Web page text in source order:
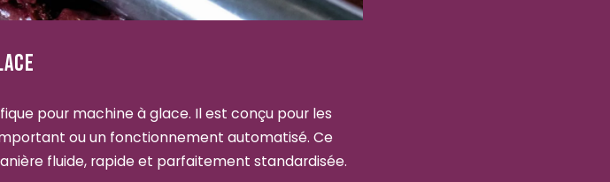
pour machine à glace. Il est conçu pour les
ou un fonctionnement automatisé. Ce
fluide, rapide et parfaitement standardisée.